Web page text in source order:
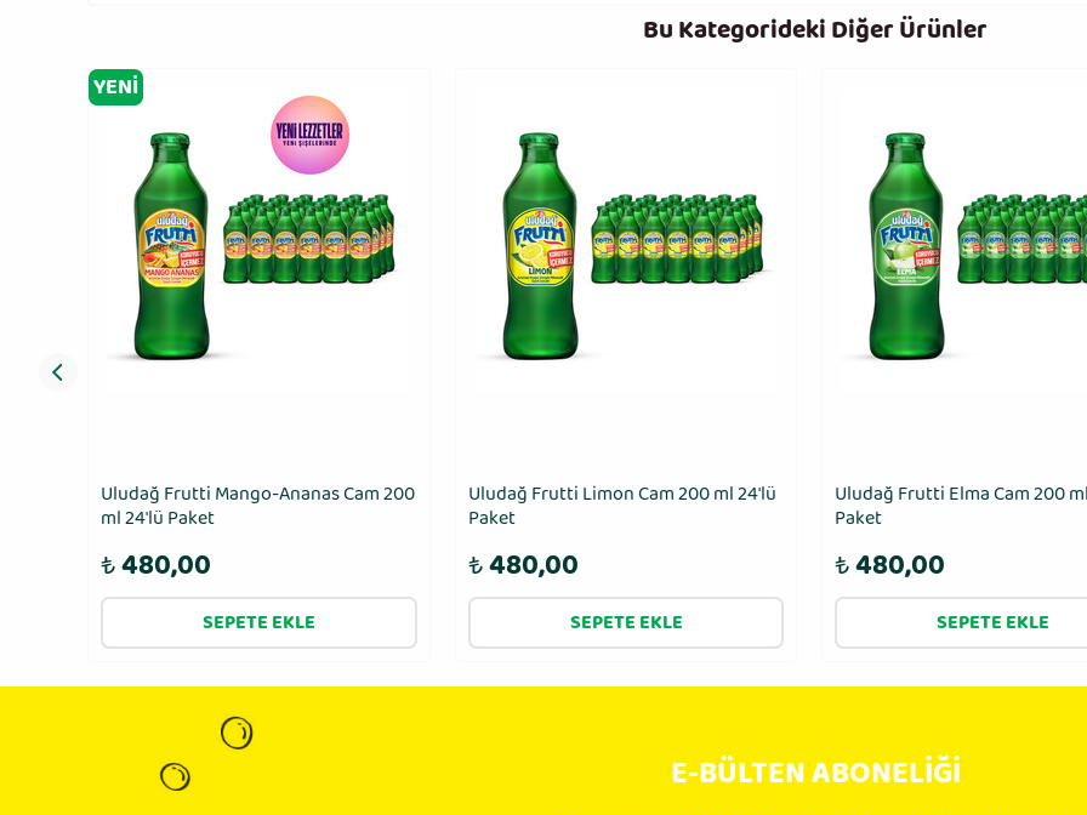
Bu Kategorideki Diğer Ürünler
YENI
Uludağ Frutti Mango-Ananas Cam 200
ml 24′lü Paket
₺480,00
SEPETE EKLE
Uludağ Frutti Limon Cam 200 ml 24′lü
Paket
₺480,00
SEPETE EKLE
Uludağ Frutti Elma Cam 200
Paket
₺480,00
SEPETE EKLE
E-BÜLTEN ABONELİĞİ